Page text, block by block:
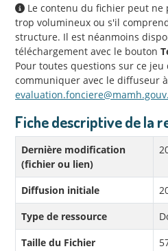
Le contenu du fichier peut ne
trop volumineux ou s'il
structure. Il est néanmoins
téléchargement avec le bouton
Pour toutes questions sur ce jeu
communiquer avec le diffuseur
Fiche descriptive de la
Dernière modification
(fichier ou lien)
Diffusion initiale
Type de ressource
Taille du Fichier